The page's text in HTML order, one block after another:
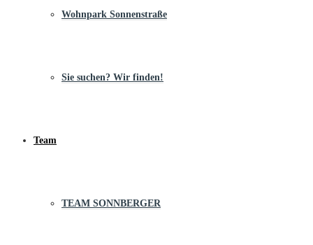
Wohnpark Sonnenstraße
Sie suchen? Wir finden!
Team
TEAM SONNBERGER